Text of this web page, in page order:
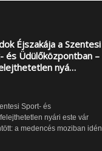
Éjszakája a Szentesi
és Üdülőközpontban –
nyá…
Sport- és
nyári este vár
a medencés moziban idén